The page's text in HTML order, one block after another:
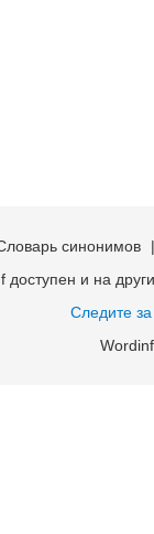
синонимов |
доступен и на
Следите